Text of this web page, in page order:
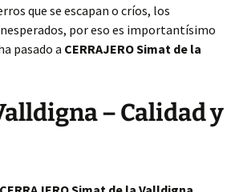
que se escapan o críos, los
por eso es importantísimo
pasado a CERRAJERO Simat de la
– Calidad y